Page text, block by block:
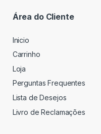
Área do Cliente
Inicio
Carrinho
Loja
Perguntas Frequentes
Lista de Desejos
Livro de Reclamações